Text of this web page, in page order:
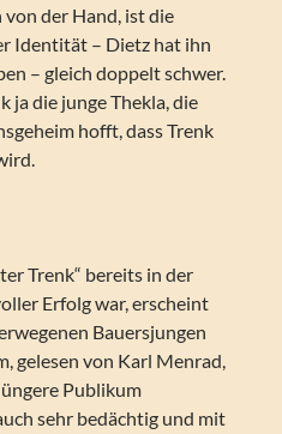
der Hand, ist die
Identität – Dietz hat ihn
– gleich doppelt schwer.
ja die junge Thekla, die
hofft, dass Trenk
Trenk“ bereits in der
Erfolg war, erscheint
Bauersjungen
gelesen von Karl Menrad,
Publikum
sehr bedächtig und mit